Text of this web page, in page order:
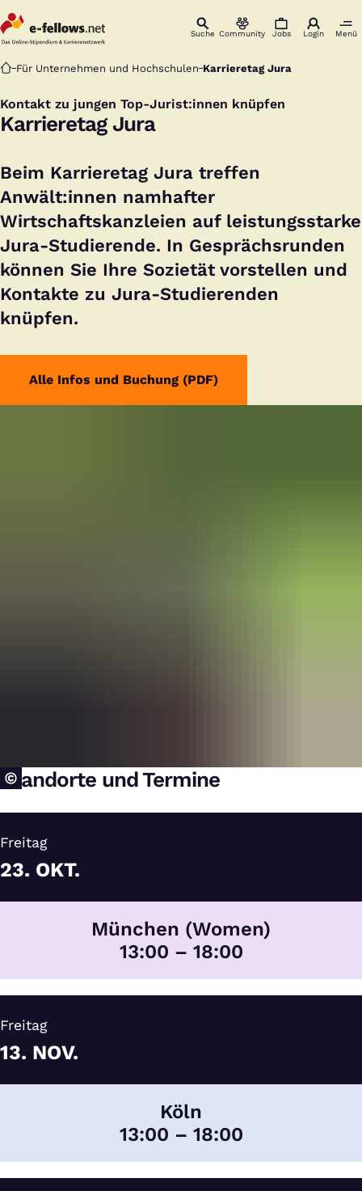
Suche Community Jobs Login Menü
Startseite
Für Unternehmen und Hochschulen Karrieretag Jura
Kontakt zu jungen Top-Jurist:innen knüpfen
:
Karrieretag Jura
Beim Karrieretag Jura treffen
Anwält:innen namhafter
Wirtschaftskanzleien auf leistungsstarke
Jura-Studierende. In Gesprächsrunden
können Sie Ihre Sozietät vorstellen und
Kontakte zu Jura-Studierenden
knüpfen.
Alle Infos und Buchung (PDF)
Standorte und Termine
Freitag
23. OKT.
München (Women)
13:00 – 18:00
Freitag
13. NOV.
Köln
13:00 – 18:00